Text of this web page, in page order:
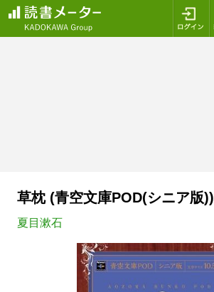
草枕 (青空文庫POD(シニア版))
夏目漱石